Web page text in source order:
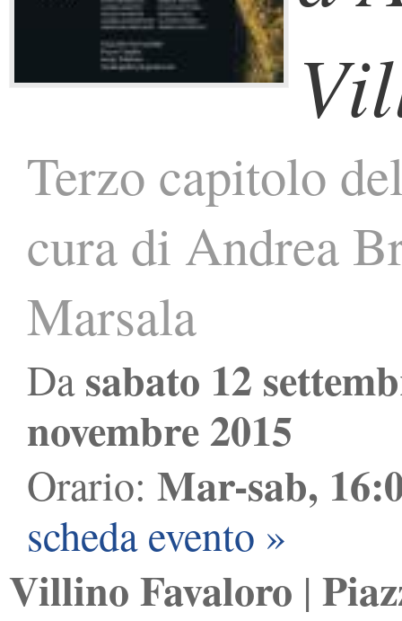
Terzo capitolo
cura di Andrea
Marsala
Dasabato 12
novembre 2015
Orario: Mar-sab,
scheda evento »
Villino Favaloro |